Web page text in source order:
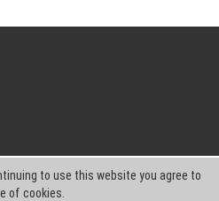
to use this website you agree to
of cookies.